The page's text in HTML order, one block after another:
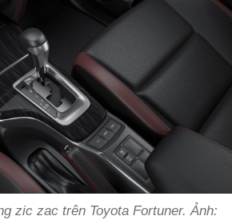
zic zac trên Toyota Fortuner. Ảnh: